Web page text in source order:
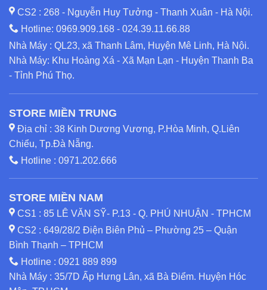
CS2 : 268 - Nguyễn Huy Tưởng - Thanh Xuân - Hà Nội.
Hotline: 0969.909.168 - 024.39.11.66.88
Nhà Máy : QL23, xã Thanh Lâm, Huyện Mê Linh, Hà Nội.
Nhà Máy: Khu Hoàng Xá - Xã Mạn Lạn - Huyện Thanh Ba
- Tỉnh Phú Thọ.
STORE MIỀN TRUNG
Địa chỉ : 38 Kinh Dương Vương, P.Hòa Minh, Q.Liên
Chiểu, Tp.Đà Nẵng.
Hotline : 0971.202.666
STORE MIỀN NAM
CS1 : 85 LÊ VĂN SỸ- P.13 - Q. PHÚ NHUẬN - TPHCM
CS2 : 649/28/2 Điện Biên Phủ – Phường 25 – Quận
Bình Thạnh – TPHCM
Hotline : 0921 889 899
Nhà Máy : 35/7D Ấp Hưng Lân, xã Bà Điểm. Huyện Hóc